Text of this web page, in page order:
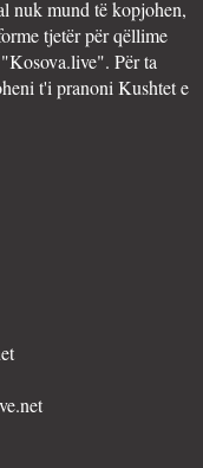
nuk mund të kopjohen,
tjetër për qëllime
Për ta
t'i pranoni Kushtet e